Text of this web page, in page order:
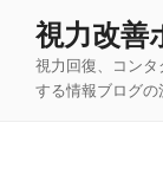
視力改善
視力回復、コン
する情報ブログの